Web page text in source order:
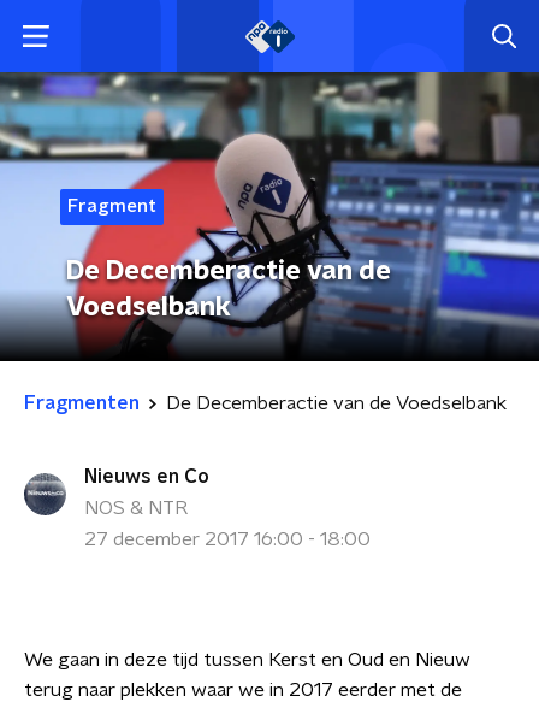
Fragment
De Decemberactie van de
Voedselbank
Fragmenten De Decemberactie van de Voedselbank
Nieuws en Co
NOS & NTR
27 december 2017 16:00 - 18:00
We gaan in deze tijd tussen Kerst en Oud en Nieuw
terug naar plekken waar we in 2017 eerder met de